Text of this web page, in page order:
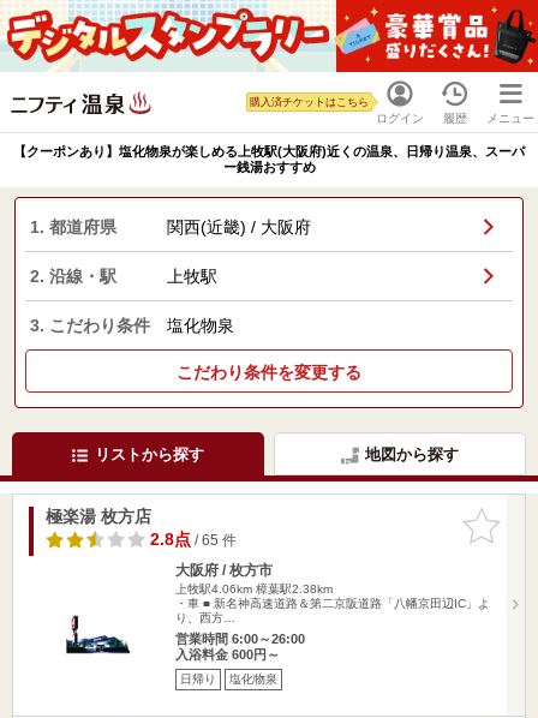
ログイン
購入済チケットはこちら
履歴 メニュー
【クーポンあり】塩化物泉が楽しめる上牧駅(大阪府)近くの温泉、日帰り温泉、スーパ
ー銭湯おすすめ
1. 都道府県 関西(近畿) / 大阪府
2. 沿線・駅 上牧駅
3. こだわり条件 塩化物泉
こだわり条件を変更する
リストから探す 地図から探す
お気に入
りに追加
極楽湯 枚方店
2.8点/ 65 件
大阪府 / 枚方市
上牧駅4.06km 樟葉駅2.38km
・車 ■ 新名神高速道路＆第二京阪道路「八幡京田辺IC」よ
り、西方…
営業時間 6:00～26:00
入浴料金 600円～
日帰り 塩化物泉